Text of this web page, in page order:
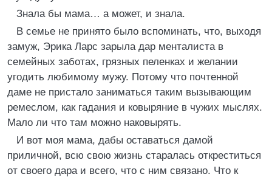
Знала бы мама… а может, и знала.
В семье не принято было вспоминать, что, выходя
замуж, Эрика Ларс зарыла дар менталиста в
семейных заботах, грязных пеленках и желании
угодить любимому мужу. Потому что почтенной
даме не пристало заниматься таким вызывающим
ремеслом, как гадания и ковыряние в чужих мыслях.
Мало ли что там можно наковырять.
И вот моя мама, дабы оставаться дамой
приличной, всю свою жизнь старалась откреститься
от своего дара и всего, что с ним связано. Что к